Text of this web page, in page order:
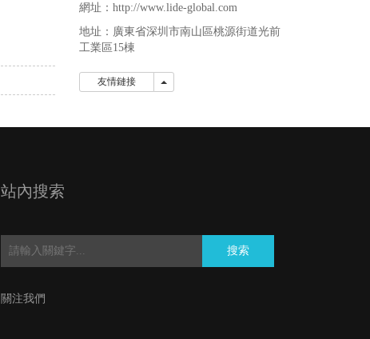
網址：http://www.lide-global.com
地址：廣東省深圳市南山區桃源街道光前
工業區15棟
友情鏈接 友情鏈接
站內搜索
搜索
關注我們